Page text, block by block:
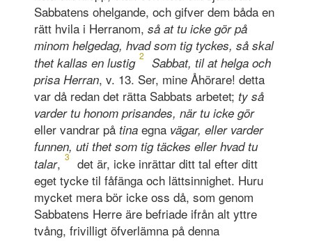
Sabbatens ohelgande, och gifver dem båda en
rätt hvila i Herranom, så at tu icke gör på
minom helgedag, hvad som tig tyckes, så skal
thet kallas en lustig 2
Sabbat, til at helga och
prisa Herran, v. 13. Ser, mine Åhörare! detta
var då redan det rätta Sabbats arbetet; ty så
varder tu honom prisandes, när tu icke gör
eller vandrar på tinaegna vägar, eller varder
funnen, uti thet som tig täckes eller hvad tu
talar, 3
det är, icke inrättar ditt tal efter ditt
eget tycke til fåfänga och lättsinnighet. Huru
mycket mera bör icke oss då, som genom
Sabbatens Herre äre befriade ifrån alt yttre
tvång, frivilligt öfverlämna på denna